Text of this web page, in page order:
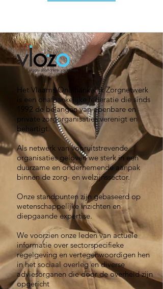
Het Vlaams Onafhankelijk Zorgnetwerk
is een onafhankelijke federatie die sinds
1992 de belangen van openbare en
private zorgorganisaties verenigt en
behartigt.
Als netwerk van vooruitstrevende
organisaties geloven we sterk in een
duurzame en ondernemende aanpak
binnen de zorg- en welzijnssector.
Onze standpunten zijn gebaseerd op
wetenschappelijke inzichten en
diepgaande expertise.
We voorzien onze leden van actuele
informatie over sectorspecifieke
regelgeving en vertegenwoordigen hen
in het sociaal overleg en diverse
adviesorganen die door de overheid zijn
opgericht